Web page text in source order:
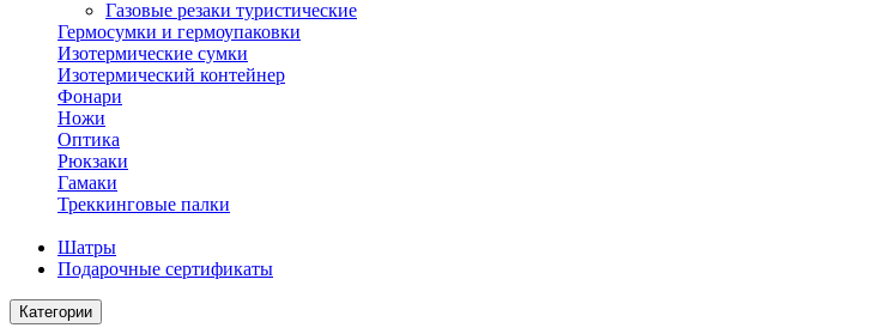
Газовые резаки туристические
Гермосумки и гермоупаковки
Изотермические сумки
Изотермический контейнер
Фонари
Ножи
Оптика
Рюкзаки
Гамаки
Треккинговые палки
Шатры
Подарочные сертификаты
Категории